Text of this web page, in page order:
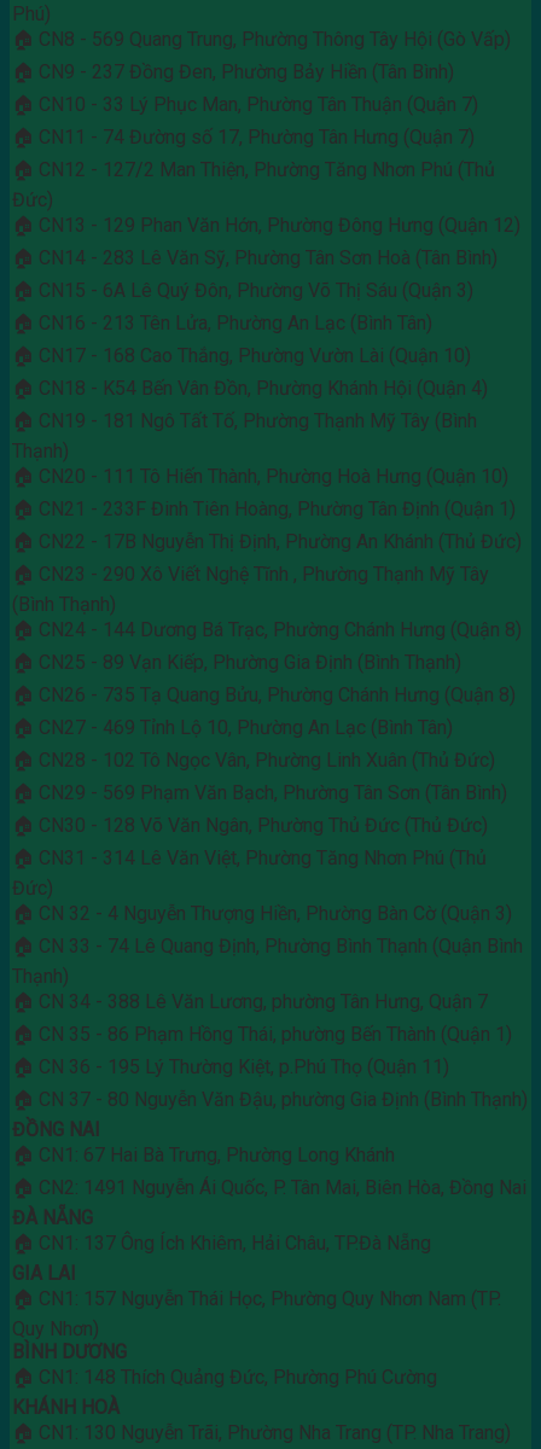
Phú)
🏠 CN8 - 569 Quang Trung, Phường Thông Tây Hội (Gò Vấp)
🏠 CN9 - 237 Đồng Đen, Phường Bảy Hiền (Tân Bình)
🏠 CN10 - 33 Lý Phục Man, Phường Tân Thuận (Quận 7)
🏠 CN11 - 74 Đường số 17, Phường Tân Hưng (Quận 7)
🏠 CN12 - 127/2 Man Thiện, Phường Tăng Nhơn Phú (Thủ
Đức)
🏠 CN13 - 129 Phan Văn Hớn, Phường Đông Hưng (Quận 12)
🏠 CN14 - 283 Lê Văn Sỹ, Phường Tân Sơn Hoà (Tân Bình)
🏠 CN15 - 6A Lê Quý Đôn, Phường Võ Thị Sáu (Quận 3)
🏠 CN16 - 213 Tên Lửa, Phường An Lạc (Bình Tân)
🏠 CN17 - 168 Cao Thắng, Phường Vườn Lài (Quận 10)
🏠 CN18 - K54 Bến Vân Đồn, Phường Khánh Hội (Quận 4)
🏠 CN19 - 181 Ngô Tất Tố, Phường Thạnh Mỹ Tây (Bình
Thạnh)
🏠 CN20 - 111 Tô Hiến Thành, Phường Hoà Hưng (Quận 10)
🏠 CN21 - 233F Đinh Tiên Hoàng, Phường Tân Định (Quận 1)
🏠 CN22 - 17B Nguyễn Thị Định, Phường An Khánh (Thủ Đức)
🏠 CN23 - 290 Xô Viết Nghệ Tĩnh , Phường Thạnh Mỹ Tây
(Bình Thạnh)
🏠 CN24 - 144 Dương Bá Trạc, Phường Chánh Hưng (Quận 8)
🏠 CN25 - 89 Vạn Kiếp, Phường Gia Định (Bình Thạnh)
🏠 CN26 - 735 Tạ Quang Bửu, Phường Chánh Hưng (Quận 8)
🏠 CN27 - 469 Tỉnh Lộ 10, Phường An Lạc (Bình Tân)
🏠 CN28 - 102 Tô Ngọc Vân, Phường Linh Xuân (Thủ Đức)
🏠 CN29 - 569 Phạm Văn Bạch, Phường Tân Sơn (Tân Bình)
🏠 CN30 - 128 Võ Văn Ngân, Phường Thủ Đức (Thủ Đức)
🏠 CN31 - 314 Lê Văn Việt, Phường Tăng Nhơn Phú (Thủ
Đức)
🏠 CN 32 - 4 Nguyễn Thượng Hiền, Phường Bàn Cờ (Quận 3)
🏠 CN 33 - 74 Lê Quang Định, Phường Bình Thạnh (Quận Bình
Thạnh)
🏠 CN 34 - 388 Lê Văn Lương, phường Tân Hưng, Quận 7
🏠 CN 35 - 86 Phạm Hồng Thái, phường Bến Thành (Quận 1)
🏠 CN 36 - 195 Lý Thường Kiệt, p.Phú Thọ (Quận 11)
🏠 CN 37 - 80 Nguyễn Văn Đậu, phường Gia Định (Bình Thạnh)
ĐỒNG NAI
🏠 CN1: 67 Hai Bà Trưng, Phường Long Khánh
🏠 CN2: 1491 Nguyễn Ái Quốc, P. Tân Mai, Biên Hòa, Đồng Nai
ĐÀ NẴNG
🏠 CN1: 137 Ông Ích Khiêm, Hải Châu, TP.Đà Nẵng
GIA LAI
🏠 CN1: 157 Nguyễn Thái Học, Phường Quy Nhơn Nam (TP.
Quy Nhơn)
BÌNH DƯƠNG
🏠 CN1: 148 Thích Quảng Đức, Phường Phú Cường
KHÁNH HOÀ
🏠 CN1: 130 Nguyễn Trãi, Phường Nha Trang (TP. Nha Trang)